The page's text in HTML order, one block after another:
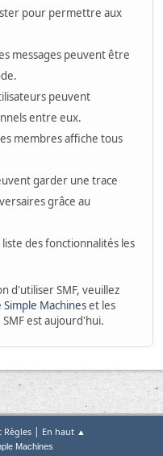
pour permettre aux
messages peuvent être
peuvent
entre eux.
membres affiche tous
garder une trace
grâce au
liste des fonctionnalités les
d'utiliser SMF, veuillez
Machineset les
est aujourd'hui.
Règles| En haut ▲
Machines